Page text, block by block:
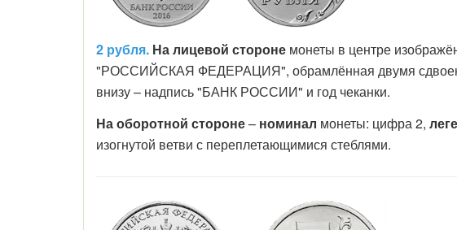
2 рубля. На лицевой стороне монеты в центре
"РОССИЙСКАЯ ФЕДЕРАЦИЯ", обрамлённая двумя
внизу – надпись "БАНК РОССИИ" и год чеканки.
На оборотной стороне– номинал монеты: цифра 2,
изогнутой ветви с переплетающимися стеблями.